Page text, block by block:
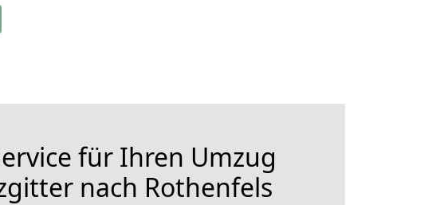
für Ihren Umzug
nach Rothenfels